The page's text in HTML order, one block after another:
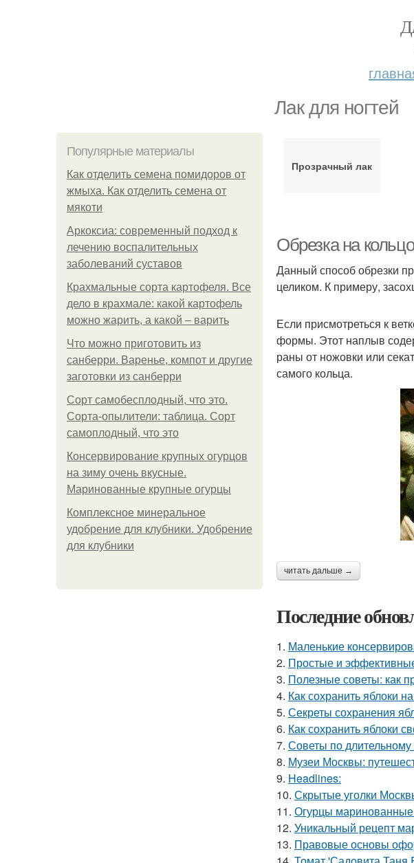
Лак для ногтей
Популярные материалы
Как отделить семена помидоров от
жмыха. Как отделить семена от
мякоти
Аркоксиа: современный подход к
лечению воспалительных
заболеваний суставов
Крахмальные сорта картофеля. Все
дело в крахмале: какой картофель
можно жарить, а какой – варить
Что можно приготовить из
санберри. Варенье, компот и другие
заготовки из санберри
Сорт самобесплодный, что это.
Сорта-опылители: таблица. Сорт
самоплодный, что это
Консервирование крупных огурцов
на зиму очень вкусные.
Маринованные крупные огурцы
Комплексное минеральное
удобрение для клубники. Удобрение
для клубники
Прозрачный лак
Обрезка на
Данный способ обрезки
целиком. К примеру,
Если присмотреться к
формы. Этот наплыв
раны от ножовки или
самого кольца.
читать дальше →
Последние
1. Маленькие
2. Простые и
3. Полезные советы: как
4. Как сохранить яблоки
5. Секреты сохранения
6. Как сохранить яблоки
7. Советы по
8. Музеи Москвы:
9. Headlines:
10. Скрытые уголки
11. Огурцы маринованные
12. Уникальный рецепт
13. Правовые основы